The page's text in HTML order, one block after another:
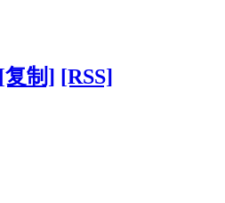
[复制] [RSS]